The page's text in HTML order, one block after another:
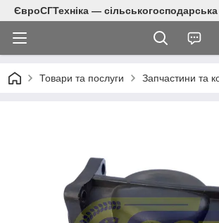
ЄвроСГТехніка — сільськогосподарська
Товари та послуги Запчастини та